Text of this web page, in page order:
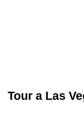
Tour a Las